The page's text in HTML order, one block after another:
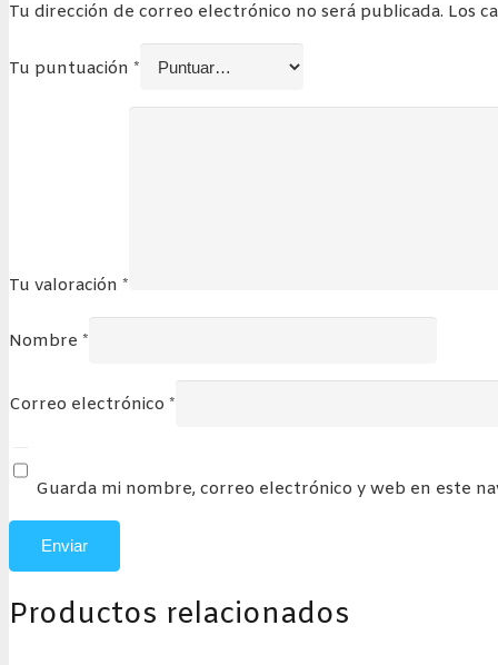
Tu dirección de correo electrónico no será publicada. Los
Tu puntuación *
Tu valoración *
Nombre *
Correo electrónico *
Guarda mi nombre, correo electrónico y web en este
Productos relacionados